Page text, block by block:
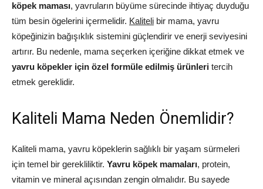
köpek maması, yavruların büyüme sürecinde ihtiyaç duyduğu
tüm besin ögelerini içermelidir. Kaliteli bir mama, yavru
köpeğinizin bağışıklık sistemini güçlendirir ve enerji seviyesini
artırır. Bu nedenle, mama seçerken içeriğine dikkat etmek ve
yavru köpekler için özel formüle edilmiş ürünleri tercih
etmek gereklidir.
Kaliteli Mama Neden Önemlidir?
Kaliteli mama, yavru köpeklerin sağlıklı bir yaşam sürmeleri
için temel bir gerekliliktir. Yavru köpek mamaları, protein,
vitamin ve mineral açısından zengin olmalıdır. Bu sayede